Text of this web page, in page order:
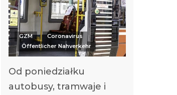
GZM
Coronavirus
Öffentlicher Nahverkehr
Od poniedziałku
autobusy, tramwaje i